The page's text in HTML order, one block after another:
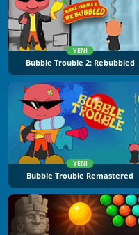
YENI
Bubble Trouble 2: Rebubbled
YENI
Bubble Trouble Remastered